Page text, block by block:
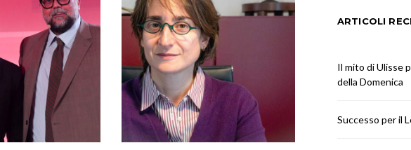
ARTICOLI
Il mito di Ulisse
della Domenica
Successo per il